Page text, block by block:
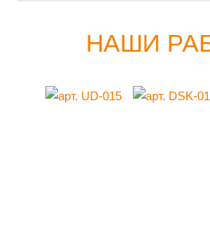
НАШИ